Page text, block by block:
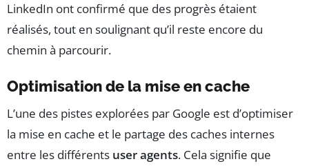
LinkedIn ont confirmé que des progrès étaient
réalisés, tout en soulignant qu’il reste encore du
chemin à parcourir.
Optimisation de la mise en cache
L’une des pistes explorées par Google est d’optimiser
la mise en cache et le partage des caches internes
entre les différents user agents. Cela signifie que